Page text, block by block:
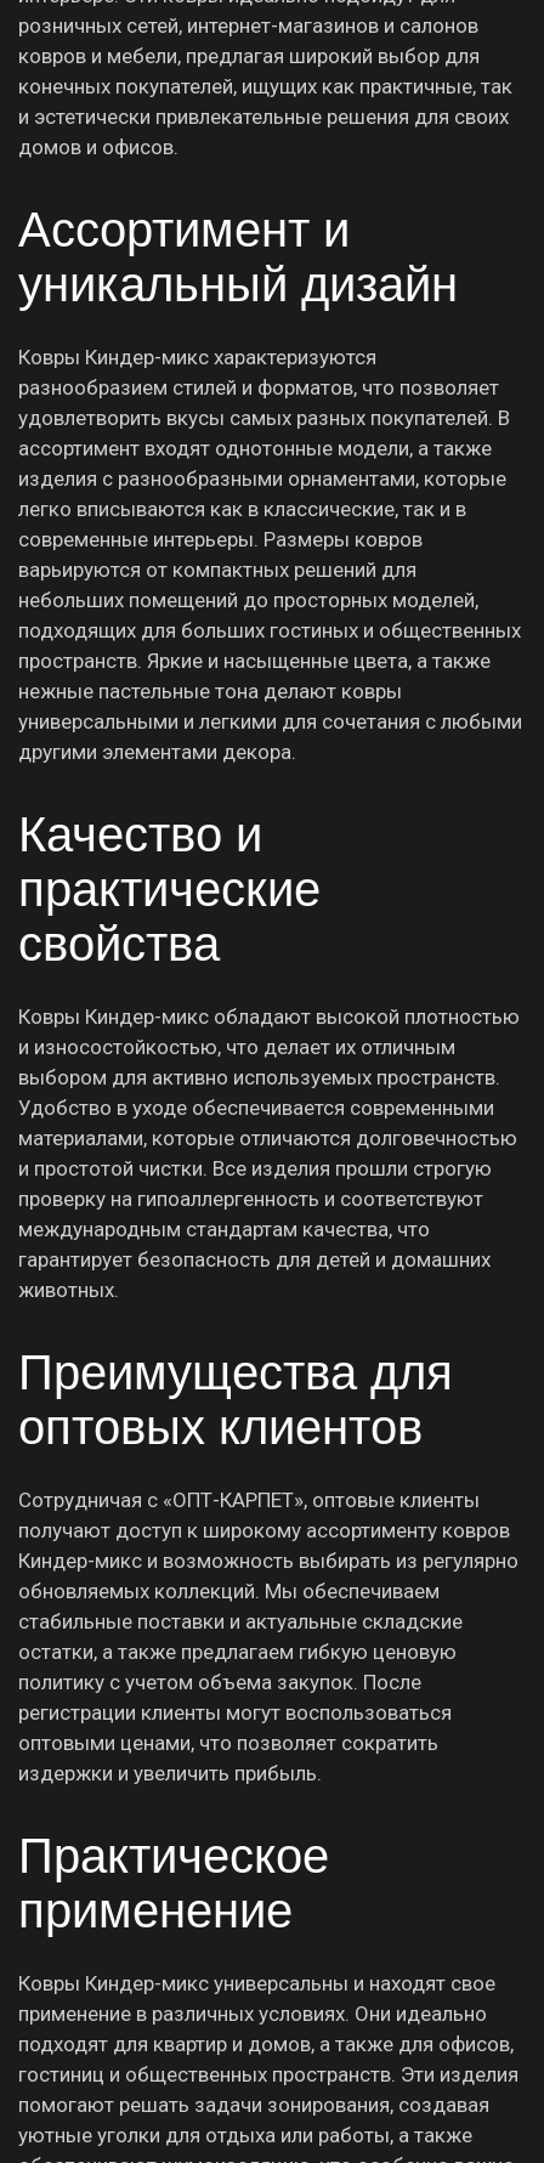
розничных сетей, интернет-магазинов и салонов
ковров и мебели, предлагая широкий выбор для
конечных покупателей, ищущих как практичные, так
и эстетически привлекательные решения для своих
домов и офисов.
Ассортимент и
уникальный дизайн
Ковры Киндер-микс характеризуются
разнообразием стилей и форматов, что позволяет
удовлетворить вкусы самых разных покупателей. В
ассортимент входят однотонные модели, а также
изделия с разнообразными орнаментами, которые
легко вписываются как в классические, так и в
современные интерьеры. Размеры ковров
варьируются от компактных решений для
небольших помещений до просторных моделей,
подходящих для больших гостиных и общественных
пространств. Яркие и насыщенные цвета, а также
нежные пастельные тона делают ковры
универсальными и легкими для сочетания с любыми
другими элементами декора.
Качество и
практические
свойства
Ковры Киндер-микс обладают высокой плотностью
и износостойкостью, что делает их отличным
выбором для активно используемых пространств.
Удобство в уходе обеспечивается современными
материалами, которые отличаются долговечностью
и простотой чистки. Все изделия прошли строгую
проверку на гипоаллергенность и соответствуют
международным стандартам качества, что
гарантирует безопасность для детей и домашних
животных.
Преимущества для
оптовых клиентов
Сотрудничая с «ОПТ-КАРПЕТ», оптовые клиенты
получают доступ к широкому ассортименту ковров
Киндер-микс и возможность выбирать из регулярно
обновляемых коллекций. Мы обеспечиваем
стабильные поставки и актуальные складские
остатки, а также предлагаем гибкую ценовую
политику с учетом объема закупок. После
регистрации клиенты могут воспользоваться
оптовыми ценами, что позволяет сократить
издержки и увеличить прибыль.
Практическое
применение
Ковры Киндер-микс универсальны и находят свое
применение в различных условиях. Они идеально
подходят для квартир и домов, а также для офисов,
гостиниц и общественных пространств. Эти изделия
помогают решать задачи зонирования, создавая
уютные уголки для отдыха или работы, а также